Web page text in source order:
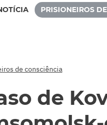
PRISIONEIROS
de consciência
de